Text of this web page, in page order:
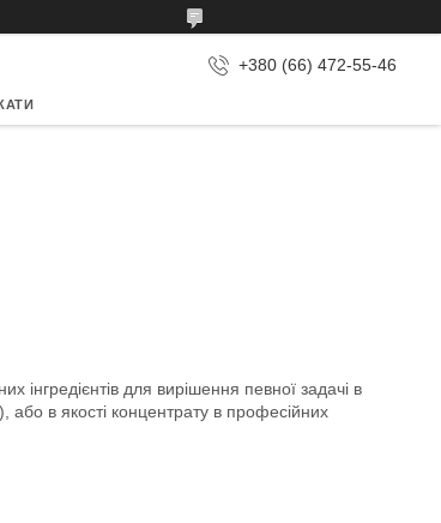
+380 (66) 472-55-46
для вирішення певної задачі в
в якості концентрату в професійних